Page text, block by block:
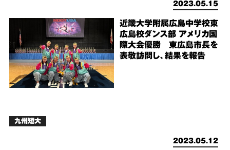
2023.05.15
近畿大学附属広島中学校東
広島校ダンス部 アメリカ国
際大会優勝 東広島市長を
表敬訪問し、結果を報告
九州短大
2023.05.12